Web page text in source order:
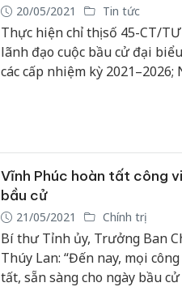
20/05/2021 Tin tức
Thực hiện chỉ thị số 45-CT/
lãnh đạo cuộc bầu cử đại
các cấp nhiệm kỳ 2021–2026;
Vĩnh Phúc hoàn tất công
bầu cử
21/05/2021 Chính trị
Bí thư Tỉnh ủy, Trưởng Ban
Thúy Lan: “Đến nay, mọi
tất, sẵn sàng cho ngày bầu cử